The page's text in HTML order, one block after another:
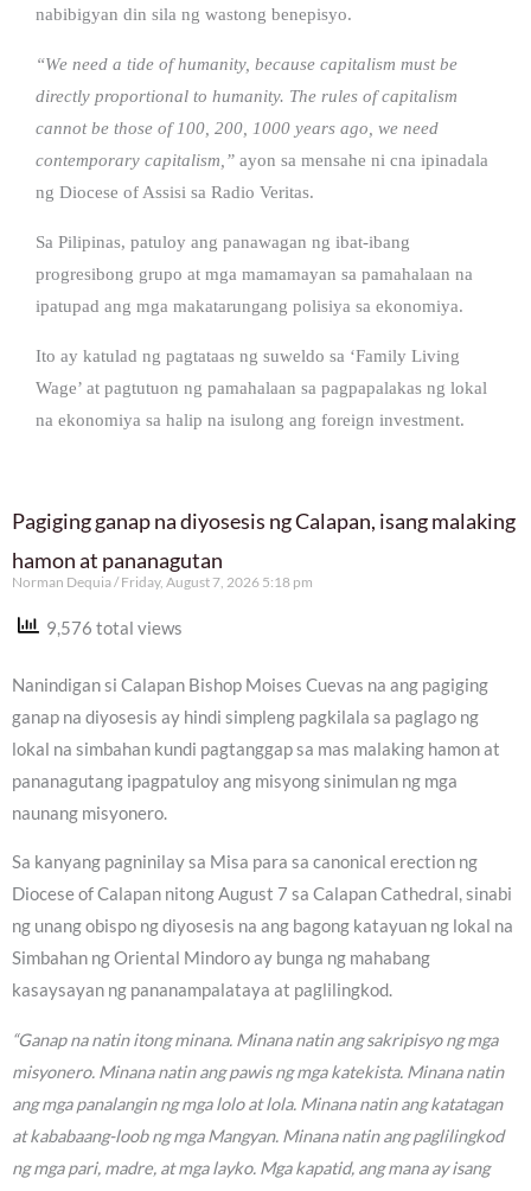
nabibigyan din sila ng wastong benepisyo.
“We need a tide of humanity, because capitalism must be
directly proportional to humanity. The rules of capitalism
cannot be those of 100, 200, 1000 years ago, we need
contemporary capitalism,” ayon sa mensahe ni cna ipinadala
ng Diocese of Assisi sa Radio Veritas.
Sa Pilipinas, patuloy ang panawagan ng ibat-ibang
progresibong grupo at mga mamamayan sa pamahalaan na
ipatupad ang mga makatarungang polisiya sa ekonomiya.
Ito ay katulad ng pagtataas ng suweldo sa ‘Family Living
Wage’ at pagtutuon ng pamahalaan sa pagpapalakas ng lokal
na ekonomiya sa halip na isulong ang foreign investment.
Pagiging ganap na diyosesis ng Calapan, isang malaking
hamon at pananagutan
Norman Dequia Friday, August 7, 2026 5:18 pm
9,576 total views
Nanindigan si Calapan Bishop Moises Cuevas na ang pagiging
ganap na diyosesis ay hindi simpleng pagkilala sa paglago ng
lokal na simbahan kundi pagtanggap sa mas malaking hamon at
pananagutang ipagpatuloy ang misyong sinimulan ng mga
naunang misyonero.
Sa kanyang pagninilay sa Misa para sa canonical erection ng
Diocese of Calapan nitong August 7 sa Calapan Cathedral, sinabi
ng unang obispo ng diyosesis na ang bagong katayuan ng lokal na
Simbahan ng Oriental Mindoro ay bunga ng mahabang
kasaysayan ng pananampalataya at paglilingkod.
“Ganap na natin itong minana. Minana natin ang sakripisyo ng mga
misyonero. Minana natin ang pawis ng mga katekista. Minana natin
ang mga panalangin ng mga lolo at lola. Minana natin ang katatagan
at kababaang-loob ng mga Mangyan. Minana natin ang paglilingkod
ng mga pari, madre, at mga layko. Mga kapatid, ang mana ay isang